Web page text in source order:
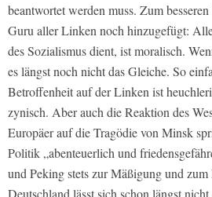
beantwortet werden muss. Zum
Guru aller Linken noch hinzugefügt:
des Sozialismus dient, ist moralisch.
es längst noch nicht das Gleiche. So
Betroffenheit auf der Linken ist
zynisch. Aber auch die Reaktion des
Europäer auf die Tragödie von Minsk
Politik „abenteuerlich und
und Peking stets zur Mäßigung und
Deutschland lässt sich schon längst